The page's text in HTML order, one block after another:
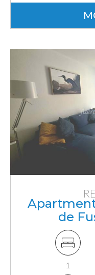
de
1